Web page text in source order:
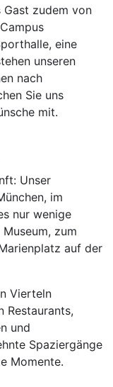
Gast zudem von
eine
unseren
nach
Sie uns
mit.
Unser
im
nur wenige
zum
auf der
Vierteln
Restaurants,
und
Spaziergänge
Momente.